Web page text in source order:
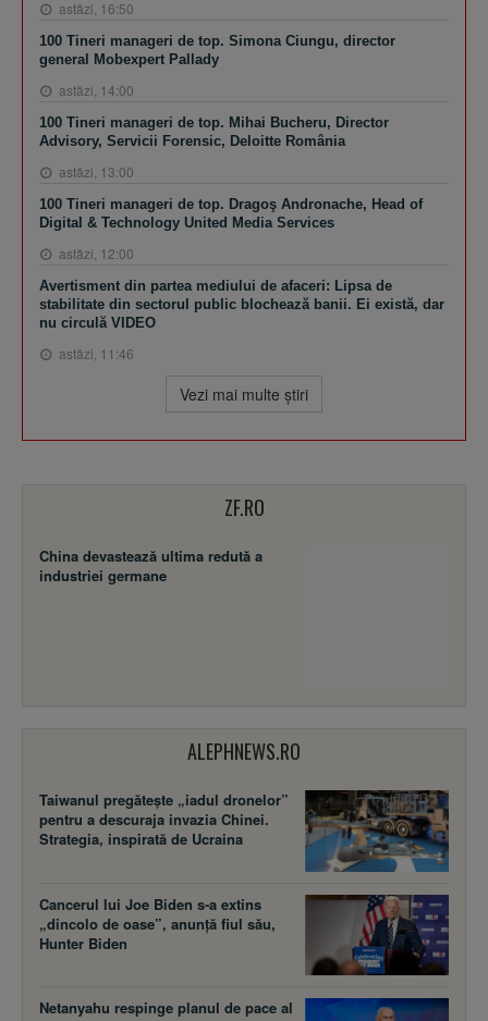
astăzi, 16:50
100 Tineri manageri de top. Simona Ciungu, director
general Mobexpert Pallady
astăzi, 14:00
100 Tineri manageri de top. Mihai Bucheru, Director
Advisory, Servicii Forensic, Deloitte România
astăzi, 13:00
100 Tineri manageri de top. Dragoş Andronache, Head of
Digital & Technology United Media Services
astăzi, 12:00
Avertisment din partea mediului de afaceri: Lipsa de
stabilitate din sectorul public blochează banii. Ei există, dar
nu circulă VIDEO
astăzi, 11:46
Vezi mai multe ştiri
ZF.RO
China devastează ultima redută a
industriei germane
ALEPHNEWS.RO
Taiwanul pregătește „iadul dronelor”
pentru a descuraja invazia Chinei.
Strategia, inspirată de Ucraina
Cancerul lui Joe Biden s-a extins
„dincolo de oase”, anunță fiul său,
Hunter Biden
Netanyahu respinge planul de pace al